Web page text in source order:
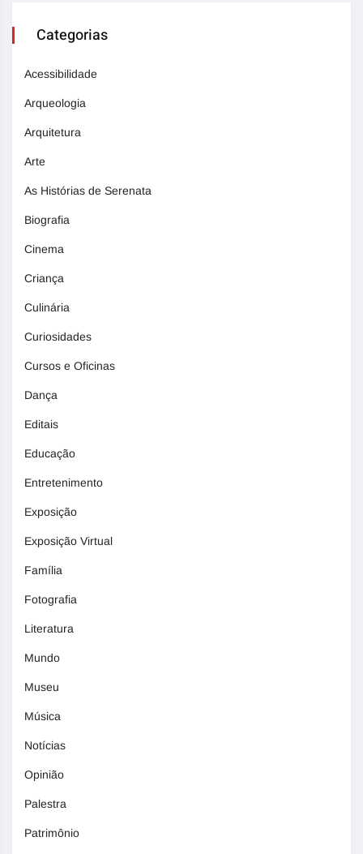
Categorias
Acessibilidade
Arqueologia
Arquitetura
Arte
As Histórias de Serenata
Biografia
Cinema
Criança
Culinária
Curiosidades
Cursos e Oficinas
Dança
Editais
Educação
Entretenimento
Exposição
Exposição Virtual
Família
Fotografia
Literatura
Mundo
Museu
Música
Notícias
Opinião
Palestra
Patrimônio